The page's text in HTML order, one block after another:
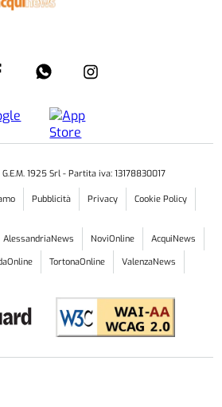
G.E.M. 1925 Srl - Partita iva: 13178830017
Pubblicità Privacy Cookie Policy
AlessandriaNews NoviOnline
AcquiNews
TortonaOnline ValenzaNews